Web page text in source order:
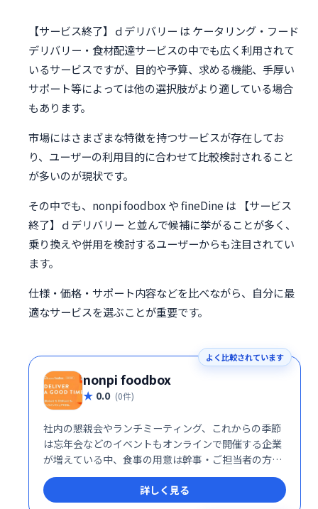
【サービス終了】ｄデリバリー は ケータリング・フード
デリバリー・食材配達サービスの中でも広く利用されて
いるサービスですが、目的や予算、求める機能、手厚い
サポート等によっては他の選択肢がより適している場合
もあります。
市場にはさまざまな特徴を持つサービスが存在してお
り、ユーザーの利用目的に合わせて比較検討されること
が多いのが現状です。
その中でも、nonpi foodbox や fineDine は 【サービス
終了】ｄデリバリー と並んで候補に挙がることが多く、
乗り換えや併用を検討するユーザーからも注目されてい
ます。
仕様・価格・サポート内容などを比べながら、自分に最
適なサービスを選ぶことが重要です。
よく比較されています
nonpi foodbox
0.0 (0件)
社内の懇親会やランチミーティング、これからの季節
は忘年会などのイベントもオンラインで開催する企業
が増えている中、食事の用意は幹事・ご担当者の方に
とって大変な準備のひとつですよね。nonpi
foodbox™ はオンライン飲み会に参加するゲストのご
自宅までお食事とお酒を直接お届けするサービスで
詳しく見る